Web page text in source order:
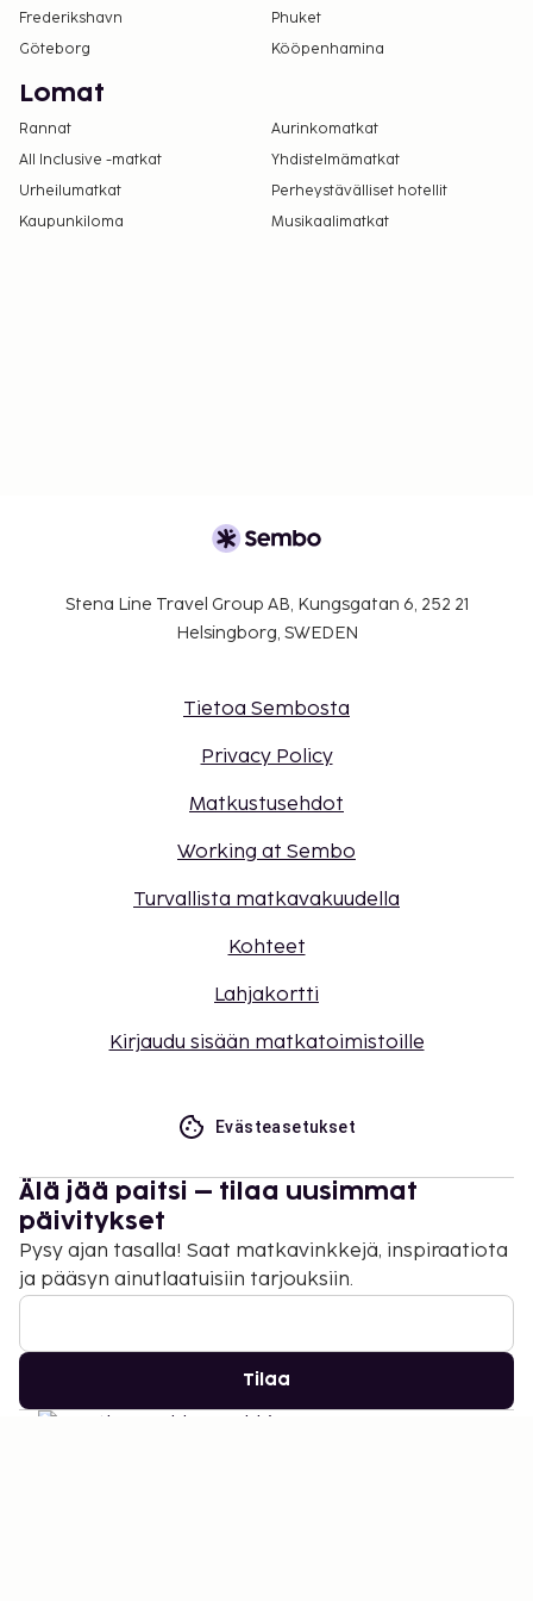
uloskirjautuminen ovat saatavilla.
Frederikshavn
Phuket
Göteborg
Kööpenhamina
Lomat
Rannat
Aurinkomatkat
All Inclusive -matkat
Yhdistelmämatkat
Urheilumatkat
Perheystävälliset hotellit
Kaupunkiloma
Musikaalimatkat
Stena Line Travel Group AB, Kungsgatan 6, 252 21
Helsingborg, SWEDEN
Tietoa Sembosta
Privacy Policy
Matkustusehdot
Working at Sembo
Turvallista matkavakuudella
Kohteet
Lahjakortti
Kirjaudu sisään matkatoimistoille
Evästeasetukset
Älä jää paitsi – tilaa uusimmat
päivitykset
Pysy ajan tasalla! Saat matkavinkkejä, inspiraatiota
ja pääsyn ainutlaatuisiin tarjouksiin.
Tilaa